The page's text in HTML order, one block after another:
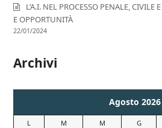
L’A.I. NEL PROCESSO PENALE,
E OPPORTUNITÀ
22/01/2024
Archivi
Agosto 2026
L M M G